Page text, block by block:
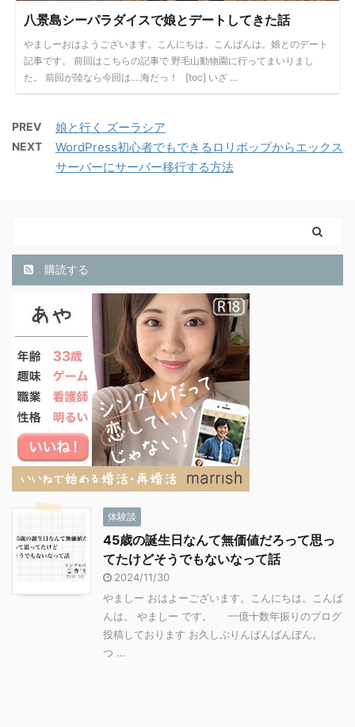
八景島シーパラダイスで娘とデートしてきた話
やましーおはようございます。こんにちは。こんばんは。娘とのデート
記事です。 前回はこちらの記事で 野毛山動物園に行ってまいりまし
た。 前回が陸なら今回は....海だっ！ [toc] いざ ...
PREV 娘と行く ズーラシア
NEXT
WordPress初心者でもできるロリポップからエックス
サーバーにサーバー移行する方法
購読する
体験談
45歳の誕生日なんて無価値だろって思っ
てたけどそうでもないなって話
2024/11/30
やましー おはよーございます。こんにちは。こんば
んは。 やましー です。 一億十数年振りのブログ
投稿しております お久しぶりんばんばんぼん。
つ ...